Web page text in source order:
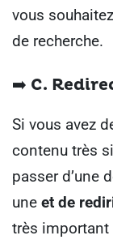
vous
de recherche.
➡️ C.
Si vous avez
contenu très
passer d’une
une et de
très important